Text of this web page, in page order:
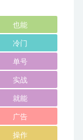
也能
冷门
单号
实战
就能
广告
操作